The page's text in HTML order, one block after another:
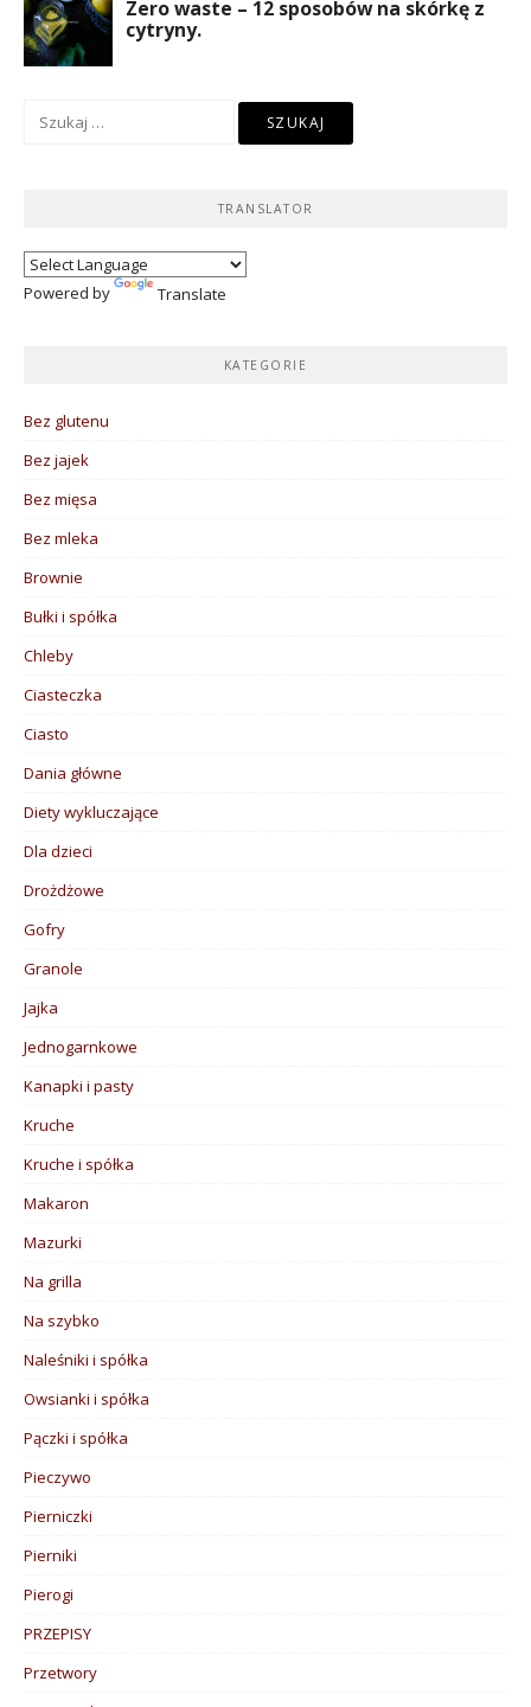
Szukaj:
TRANSLATOR
Powered by Translate
KATEGORIE
Bez glutenu
Bez jajek
Bez mięsa
Bez mleka
Brownie
Bułki i spółka
Chleby
Ciasteczka
Ciasto
Dania główne
Diety wykluczające
Dla dzieci
Drożdżowe
Gofry
Granole
Jajka
Jednogarnkowe
Kanapki i pasty
Kruche
Kruche i spółka
Makaron
Mazurki
Na grilla
Na szybko
Naleśniki i spółka
Owsianki i spółka
Pączki i spółka
Pieczywo
Pierniczki
Pierniki
Pierogi
PRZEPISY
Przetwory